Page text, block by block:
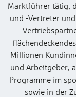
Marktführer tätig,
und -Vertreter
Millionen
und Arbeitgeber,
Programme im
sowie in der